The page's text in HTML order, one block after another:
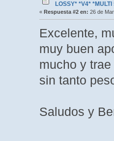
LOSSY* *V4*
« Respuesta #2 en: 26 de
Excelente,
muy buen
mucho y
sin tanto
Saludos y